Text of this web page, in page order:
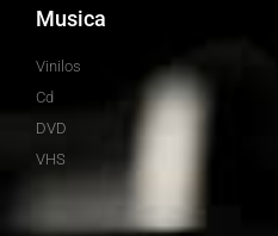
Musica
Vinilos
Cd
DVD
VHS